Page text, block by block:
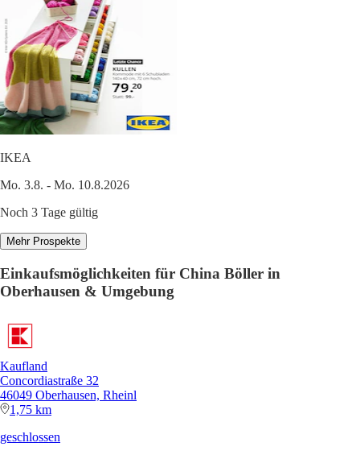
IKEA
Mo. 3.8. - Mo. 10.8.2026
Noch 3 Tage gültig
Mehr Prospekte
Einkaufsmöglichkeiten für China Böller in
Oberhausen & Umgebung
Kaufland
Concordiastraße 32
46049 Oberhausen, Rheinl
1,75 km
geschlossen